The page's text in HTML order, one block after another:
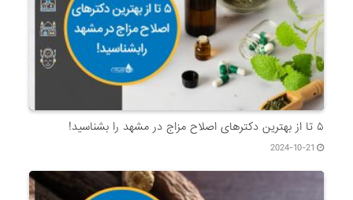
۵ تا از بهترین دکتر‌های اصلاح مزاج در مشهد را بشناسید!
2024-10-21